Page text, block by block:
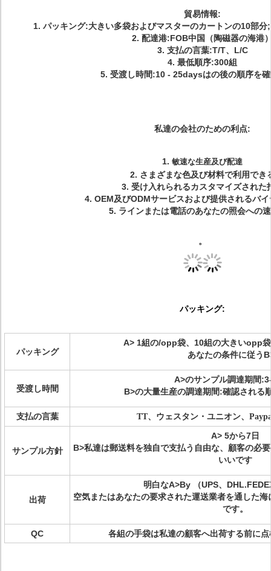
貿易情報:
1. パッキング:大きい多袋およびマスターのカートンの10部
2. 配達港:FOB中国（陶磁器の海港
3. 支払の言葉:T/T、L/C
4. 最低順序:300組
5. 受渡し時間:10 - 25daysはの後の順序を
私達の会社のための利点:
1. 敏速な生産及び配達
2. さまざまな色及び材料で利用でき
3. 受け入れられるカスタマイズされた
4. OEM及びODMサービスおよび提供されるバ
5. ラインまたは電話のあなたの照会への
。
パッキング:
パッキング
A> 1組の/opp袋、10組の大きいopp
あなたの条件に従う
受渡し時間
A>のサンプル調達期間
B>の大量生産の調達期間:確認される
支払の言葉 TT、ウェスタン・ユニオン、
サンプル方針
A> 5から7日
B>私達は郵送料を独自で支払う自由な、顧客の必
いいです
出荷
明白なA>By （UPS、
空気またはあなたの要求された運送業者を通した
です。
QC 各組の手袋は私達の顧客へ出荷する前に